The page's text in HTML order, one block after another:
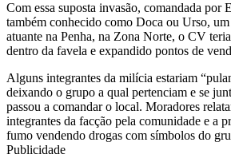
Com essa suposta invasão, comandada por
também conhecido como Doca ou Urso,
atuante na Penha, na Zona Norte, o CV
dentro da favela e expandido pontos de
Alguns integrantes da milícia estariam
deixando o grupo a qual pertenciam e se
passou a comandar o local. Moradores
integrantes da facção pela comunidade e a
fumo vendendo drogas com símbolos do
Publicidade